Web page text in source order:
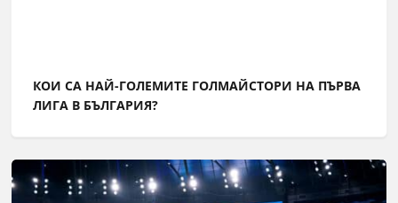
КОИ СА НАЙ-ГОЛЕМИТЕ ГОЛМАЙСТОРИ НА ПЪРВА
ЛИГА В БЪЛГАРИЯ?